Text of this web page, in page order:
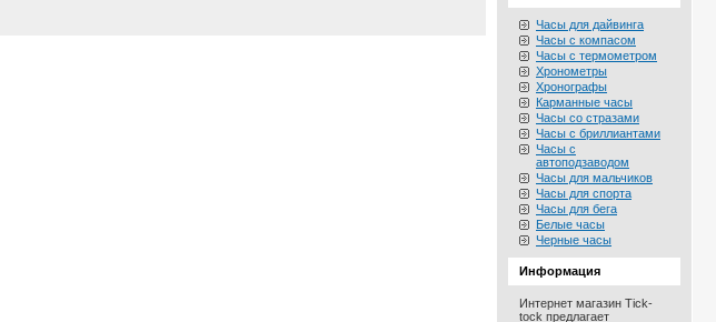
Часы для дайвинга
Часы с компасом
Часы с термометром
Хронометры
Хронографы
Карманные часы
Часы со стразами
Часы с бриллиантами
Часы с
автоподзаводом
Часы для мальчиков
Часы для спорта
Часы для бега
Белые часы
Черные часы
Информация
Интернет магазин Tick-
tock предлагает